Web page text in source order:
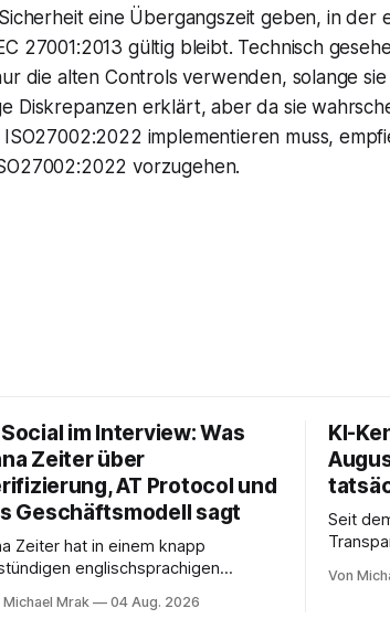
eine Übergangszeit geben, in
27001:2013 gültig bleibt. Technisch
die alten Controls verwenden, solange
Diskrepanzen erklärt, aber da sie
implementieren muss,
vorzugehen.
im Interview: Was
Zeiter über
AT Protocol und
Geschäftsmodell sagt
Zeiter hat in einem knapp
englischsprachigen
von W Social gesprochen. Sie ist
Michael Mrak 04 Aug. 2026
KI-
Seit
Von